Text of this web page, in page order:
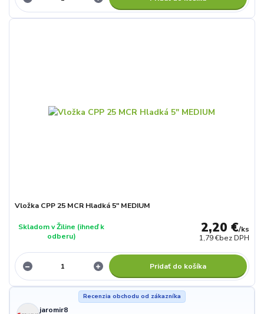
Vložka CPP 25 MCR Hladká 5" MEDIUM
2,20 €/ks
1,79 €bez DPH
Skladom v Žiline (ihneď k
odberu)
Pridať do košíka
Recenzia obchodu od zákazníka
jaromir8